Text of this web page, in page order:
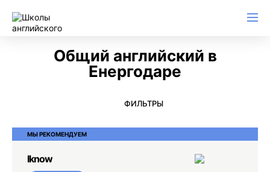
Общий английский в
Енергодаре
ФИЛЬТРЫ
МЫ РЕКОМЕНДУЕМ
Iknow